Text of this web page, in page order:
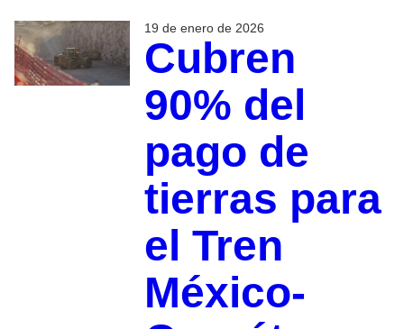
19 de enero de 2026
Cubren
90% del
pago de
tierras para
el Tren
México-